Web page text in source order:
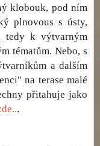
klobouk, pod ním
plnovous s ústy,
tedy k výtvarným
tématům. Nebo, s
a dalším
na terase malé
přitahuje jako
.